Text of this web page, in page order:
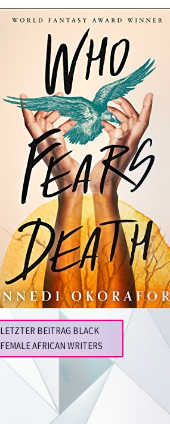
LETZTER BEITRAG BLACK
FEMALE AFRICAN WRITERS